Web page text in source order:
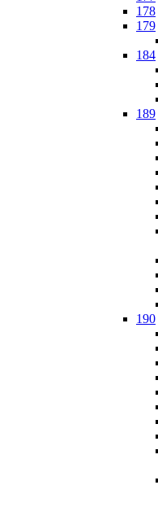
178
179
184
189
190